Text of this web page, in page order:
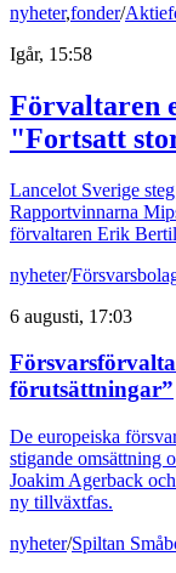
nyheter,fonder/
Igår, 15:58
Förvaltaren
"Fortsatt
Lancelot Sverige
Rapportvinnarna
förvaltaren Erik
nyheter/
6 augusti, 17:03
förutsättningar”
De europeiska
stigande omsättning
Joakim Agerback
ny tillväxtfas.
nyheter/Spiltan